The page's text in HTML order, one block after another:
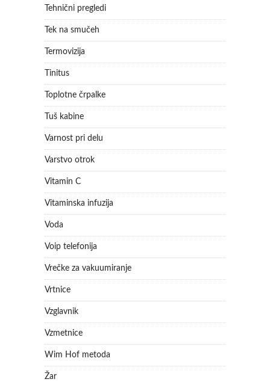
Tehnični pregledi
Tek na smučeh
Termovizija
Tinitus
Toplotne črpalke
Tuš kabine
Varnost pri delu
Varstvo otrok
Vitamin C
Vitaminska infuzija
Voda
Voip telefonija
Vrečke za vakuumiranje
Vrtnice
Vzglavnik
Vzmetnice
Wim Hof metoda
Žar